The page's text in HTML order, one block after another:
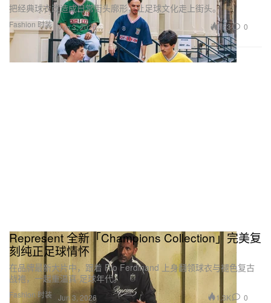
Fashion 时装
把经典球衣改造成日常街头廓形，让足球文化走上街头。
Jun 3, 2026 753 0
Fashion 时装
Represent 全新「Champions Collection」完美复
刻纯正足球情怀
在品牌最新大片中，跟着 Rio Ferdinand 上身翻领球衣与褪色复古
战袍，一起重温真·足球年代。
Jun 3, 2026 1.3K 0